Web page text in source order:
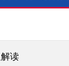
读